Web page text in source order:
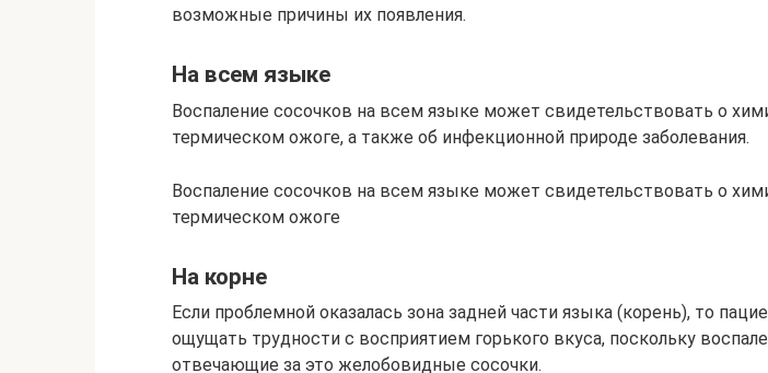
возможные причины их появления.
На всем языке
Воспаление сосочков на всем языке может свидетельствовать о
термическом ожоге, а также об инфекционной природе заболевания.
Воспаление сосочков на всем языке может свидетельствовать о
термическом ожоге
На корне
Если проблемной оказалась зона задней части языка (корень), то
ощущать трудности с восприятием горького вкуса, поскольку
отвечающие за это желобовидные сосочки.